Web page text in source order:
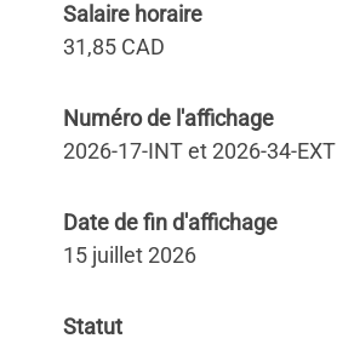
Salaire horaire
31,85 CAD
Numéro de l'affichage
2026-17-INT et 2026-34-EXT
Date de fin d'affichage
15 juillet 2026
Statut